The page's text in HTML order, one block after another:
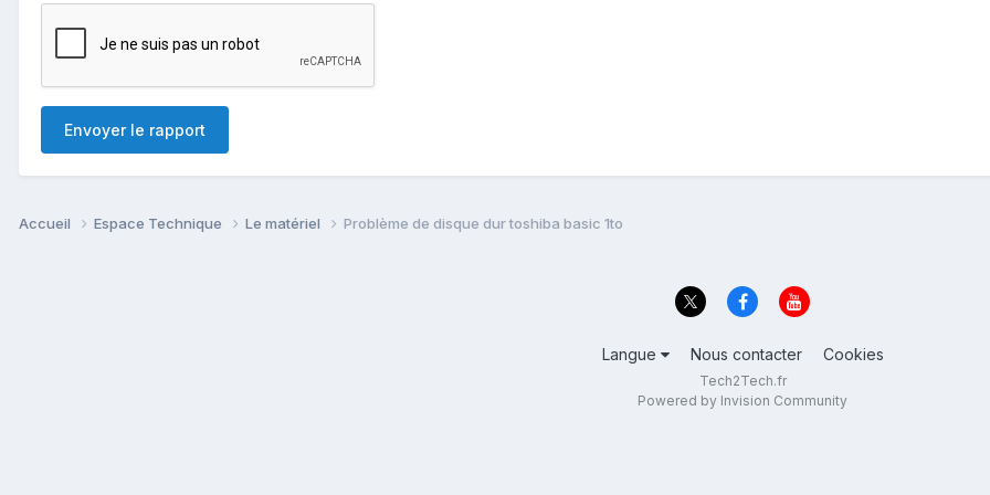
Envoyer le rapport
Accueil Espace Technique Le matériel Problème de disque dur toshiba basic 1to
Langue Nous contacter Cookies
Tech2Tech.fr
Powered by Invision Community